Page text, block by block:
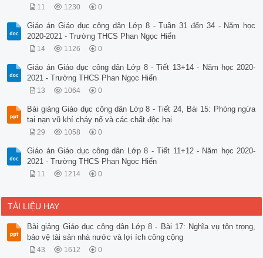
11 1230 0
Giáo án Giáo dục công dân Lớp 8 - Tuần 31 đến 34 - Năm học
2020-2021 - Trường THCS Phan Ngọc Hiển
14 1126 0
Giáo án Giáo dục công dân Lớp 8 - Tiết 13+14 - Năm học 2020-
2021 - Trường THCS Phan Ngọc Hiển
13 1064 0
Bài giảng Giáo dục công dân Lớp 8 - Tiết 24, Bài 15: Phòng ngừa
tai nạn vũ khí cháy nổ và các chất độc hại
29 1058 0
Giáo án Giáo dục công dân Lớp 8 - Tiết 11+12 - Năm học 2020-
2021 - Trường THCS Phan Ngọc Hiển
11 1214 0
TÀI LIỆU HAY
Bài giảng Giáo dục công dân Lớp 8 - Bài 17: Nghĩa vụ tôn trọng,
bảo vệ tài sản nhà nước và lợi ích công cộng
43 1612 0